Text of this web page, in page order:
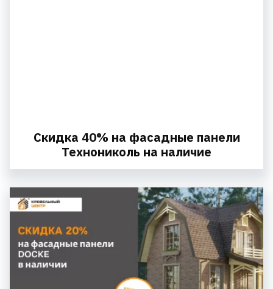
Скидка 40% на фасадные панели
Технониколь на наличие